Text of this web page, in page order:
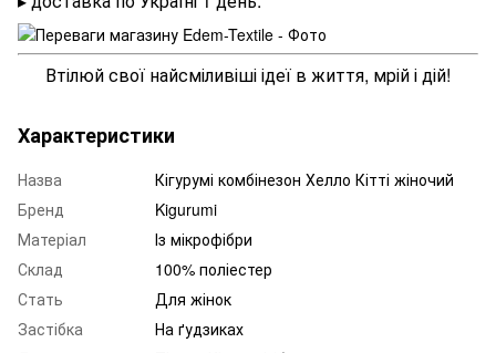
Втілюй свої найсміливіші ідеї в життя, мрій і дій!
Характеристики
Назва
Кігурумі комбінезон Хелло Кітті жіночий
Бренд
Kigurumi
Матеріал
Із мікрофібри
Склад
100% поліестер
Стать
Для жінок
Застібка
На ґудзиках